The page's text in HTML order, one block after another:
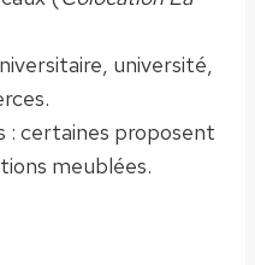
université,
: certaines proposent
meublées.